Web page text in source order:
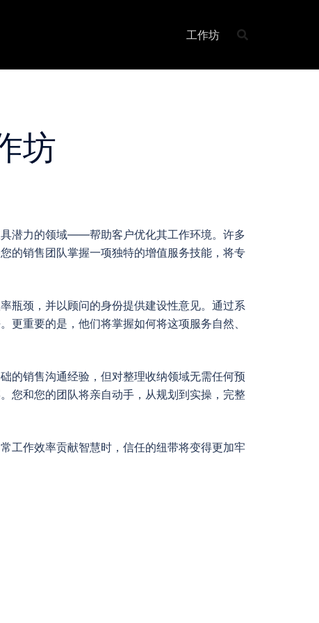
工作坊
坊
潜力的领域——帮助客户优化其工作环境。许多
的销售团队掌握一项独特的增值服务技能，将专
瓶颈，并以顾问的身份提供建设性意见。通过系
重要的是，他们将掌握如何将这项服务自然、
的销售沟通经验，但对整理收纳领域无需任何预
您和您的团队将亲自动手，从规划到实操，完整
工作效率贡献智慧时，信任的纽带将变得更加牢